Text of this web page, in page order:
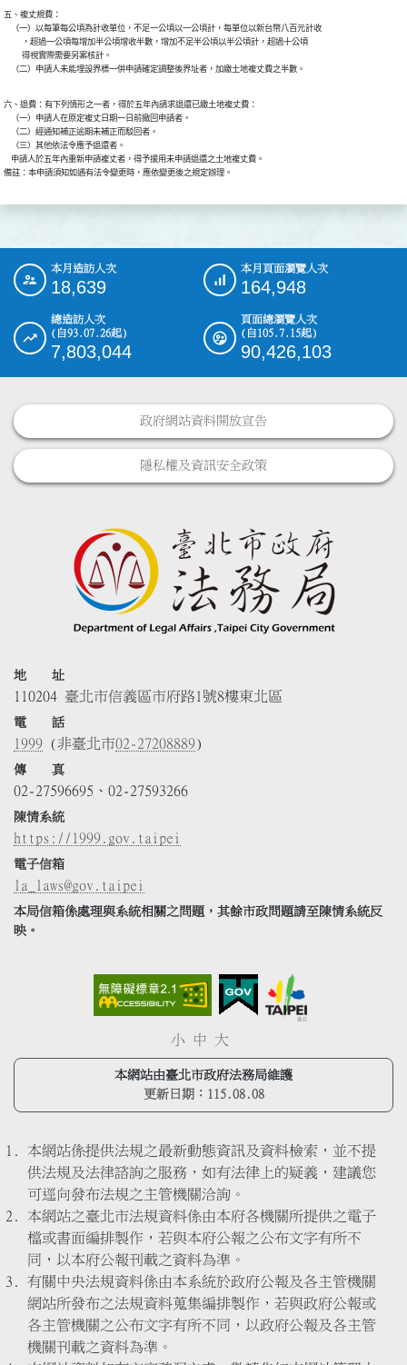
五、複丈規費：
    （一）以每筆每公頃為計收單位，不足一公頃以一公頃計，每單位以新台幣八百元計收
          ，超過一公頃每增加半公頃增收半數，增加不足半公頃以半公頃計，超過十公頃
          得視實際需要另案核計。
    （二）申請人未能埋設界標一併申請確定調整後界址者，加繳土地複丈費之半數。
六、退費：有下列情形之一者，得於五年內請求退還已繳土地複丈費：
    （一）申請人在原定複丈日期一日前撤回申請者。
    （二）經通知補正逾期未補正而駁回者。
    （三）其他依法令應予退還者。
    申請人於五年內重新申請複丈者，得予援用未申請退還之土地複丈費。
備註：本申請須知如遇有法令變更時，應依變更後之規定辦理。
::: 本月造訪人次
18,639
本月頁面瀏覽人次
164,948
總造訪人次
(自93.07.26起)
7,803,044
頁面總瀏覽人次
(自105.7.15起)
90,426,103
政府網站資料開放宣告
隱私權及資訊安全政策
地 址
110204 臺北市信義區市府路1號8樓東北區
電 話
1999 (非臺北市02-27208889)
傳 真
02-27596695、02-27593266
陳情系統
https://1999.gov.taipei
電子信箱
la_laws@gov.taipei
本局信箱係處理與系統相關之問題，其餘市政問題請至陳情系統反
映。
小 中 大
本網站由臺北市政府法務局維護
更新日期： 115.08.08
本網站係提供法規之最新動態資訊及資料檢索，並不提
供法規及法律諮詢之服務，如有法律上的疑義，建議您
可逕向發布法規之主管機關洽詢。
本網站之臺北市法規資料係由本府各機關所提供之電子
檔或書面編排製作，若與本府公報之公布文字有所不
同，以本府公報刊載之資料為準。
有關中央法規資料係由本系統於政府公報及各主管機關
網站所發布之法規資料蒐集編排製作，若與政府公報或
各主管機關之公布文字有所不同，以政府公報及各主管
機關刊載之資料為準。